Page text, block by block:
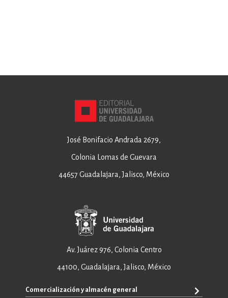
José Bonifacio Andrada 2679,
Colonia Lomas de Guevara
44657 Guadalajara, Jalisco, México
Av. Juárez 976, Colonia Centro
44100, Guadalajara, Jalisco, México
Comercialización y almacén general